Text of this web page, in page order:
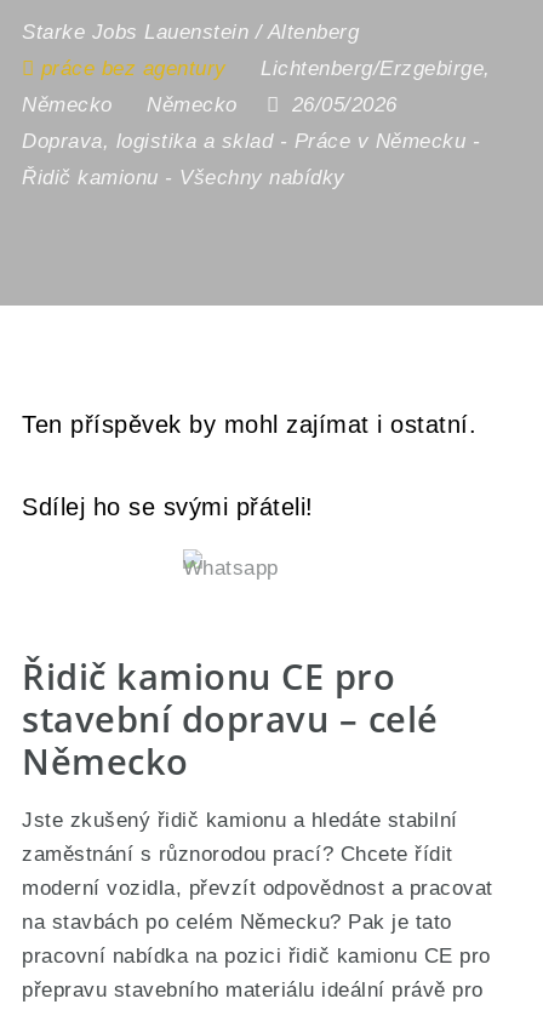
Starke Jobs Lauenstein / Altenberg
práce bez agentury
Lichtenberg/Erzgebirge,
Německo
Německo
26/05/2026
Doprava, logistika a sklad- Práce v Německu -
Řidič kamionu - Všechny nabídky
Ten příspěvek by mohl zajímat i ostatní.
Sdílej ho se svými přáteli!
Řidič kamionu CE pro
stavební dopravu – celé
Německo
Jste zkušený řidič kamionu a hledáte stabilní
zaměstnání s různorodou prací? Chcete řídit
moderní vozidla, převzít odpovědnost a pracovat
na stavbách po celém Německu? Pak je tato
pracovní nabídka na pozici řidič kamionu CE pro
přepravu stavebního materiálu ideální právě pro